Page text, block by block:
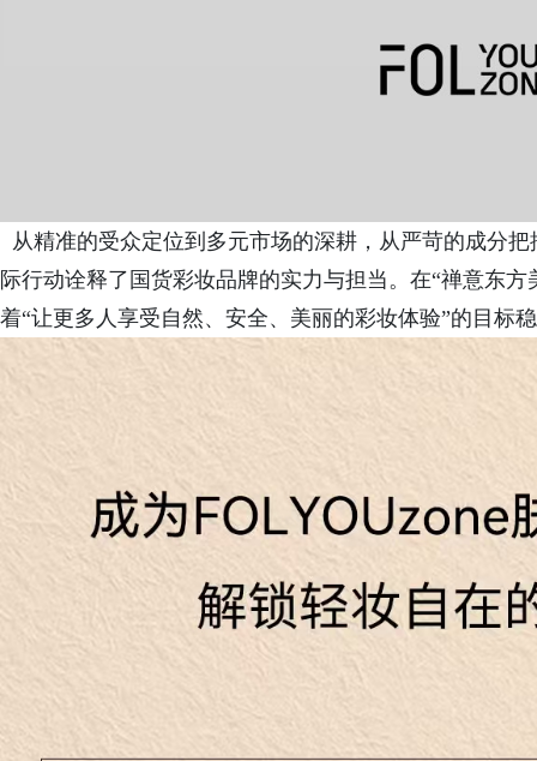
从精准的受众定位到多元市场的深耕，从严苛的成分
际行动诠释了国货彩妆品牌的实力与担当。在“禅意东
着“让更多人享受自然、安全、美丽的彩妆体验”的目标